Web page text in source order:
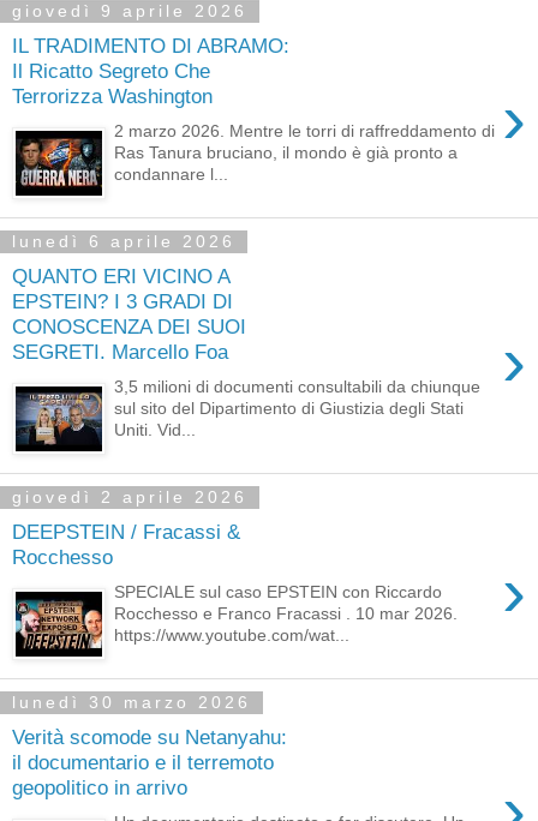
giovedì 9 aprile 2026
IL TRADIMENTO DI ABRAMO:
Il Ricatto Segreto Che
Terrorizza Washington
›
2 marzo 2026. Mentre le torri di raffreddamento di
Ras Tanura bruciano, il mondo è già pronto a
condannare l...
lunedì 6 aprile 2026
QUANTO ERI VICINO A
EPSTEIN? I 3 GRADI DI
CONOSCENZA DEI SUOI
SEGRETI. Marcello Foa
›
3,5 milioni di documenti consultabili da chiunque
sul sito del Dipartimento di Giustizia degli Stati
Uniti. Vid...
giovedì 2 aprile 2026
DEEPSTEIN / Fracassi &
Rocchesso
›
SPECIALE sul caso EPSTEIN con Riccardo
Rocchesso e Franco Fracassi . 10 mar 2026.
https://www.youtube.com/wat...
lunedì 30 marzo 2026
Verità scomode su Netanyahu:
il documentario e il terremoto
geopolitico in arrivo